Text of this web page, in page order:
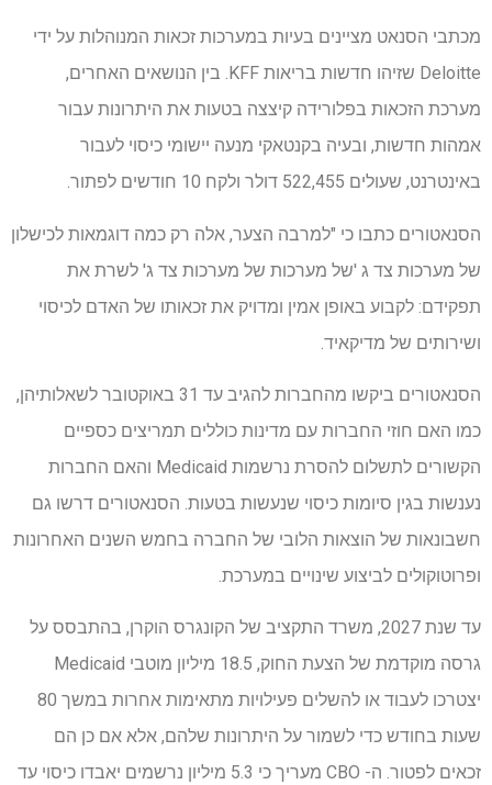
מכתבי הסנאט מציינים בעיות במערכות זכאות המנוהלות על ידי
Deloitte שזיהו חדשות בריאות KFF. בין הנושאים האחרים,
מערכת הזכאות בפלורידה קיצצה בטעות את היתרונות עבור
אמהות חדשות, ובעיה בקנטאקי מנעה יישומי כיסוי לעבור
באינטרנט, שעולים 522,455 דולר ולקח 10 חודשים לפתור.
הסנאטורים כתבו כי "למרבה הצער, אלה רק כמה דוגמאות לכישלון
של מערכות צד ג 'של מערכות של מערכות צד ג' לשרת את
תפקידם: לקבוע באופן אמין ומדויק את זכאותו של האדם לכיסוי
ושירותים של מדיקאיד.
הסנאטורים ביקשו מהחברות להגיב עד 31 באוקטובר לשאלותיהן,
כמו האם חוזי החברות עם מדינות כוללים תמריצים כספיים
הקשורים לתשלום להסרת נרשמות Medicaid והאם החברות
נענשות בגין סיומות כיסוי שנעשות בטעות. הסנאטורים דרשו גם
חשבונאות של הוצאות הלובי של החברה בחמש השנים האחרונות
ופרוטוקולים לביצוע שינויים במערכת.
עד שנת 2027, משרד התקציב של הקונגרס הוקרן, בהתבסס על
גרסה מוקדמת של הצעת החוק, 18.5 מיליון מוטבי Medicaid
יצטרכו לעבוד או להשלים פעילויות מתאימות אחרות במשך 80
שעות בחודש כדי לשמור על היתרונות שלהם, אלא אם כן הם
זכאים לפטור. ה- CBO מעריך כי 5.3 מיליון נרשמים יאבדו כיסוי עד